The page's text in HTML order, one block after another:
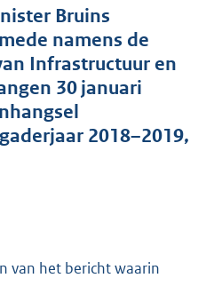
3
b
Bruins
namens de
Infrastructuur en
30 januari
2018–2019,
van het bericht waarin